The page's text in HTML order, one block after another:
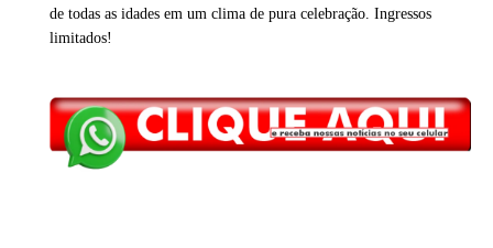
de todas as idades em um clima de pura celebração. Ingressos
limitados!